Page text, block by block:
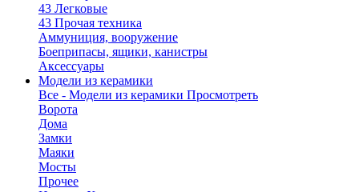
43 Легковые
43 Прочая техника
Аммуниция, вооружение
Боеприпасы, ящики, канистры
Аксессуары
Модели из керамики
Все - Модели из керамики Просмотреть
Ворота
Дома
Замки
Маяки
Мосты
Прочее